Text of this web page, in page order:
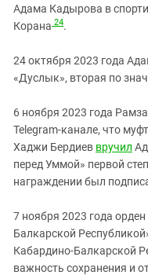
Адама Кадырова в
Корана 24.
24 октября 2023 года
«Дуслык», вторая по
6 ноября 2023 года
Telegram-канале, что
Хаджи Бердиев вручил
перед Уммой» первой
награждении был
7 ноября 2023 года
Балкарской
Кабардино-Балкарской
важность сохранения и